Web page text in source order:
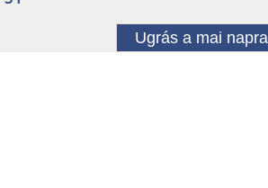
Ugrás a mai napra